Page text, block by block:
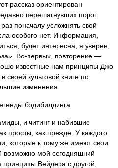
рассказ ориентирован
перешагнувших порог
поначалу усложнять свой
особого нет. Информация,
будет интересна, я уверен,
Во-первых, повторение —
известные нам принципы Джо
своей культовой книге по
изменения.
бодибилдинга
и читинг и набившие
просты, как прежде. У каждого
которые к тому же имеют свои
возможно мой сегодняшний
принципы Вейдера с другой,